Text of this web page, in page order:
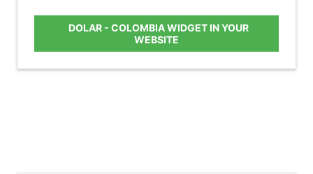
DOLAR - COLOMBIA WIDGET IN YOUR
WEBSITE